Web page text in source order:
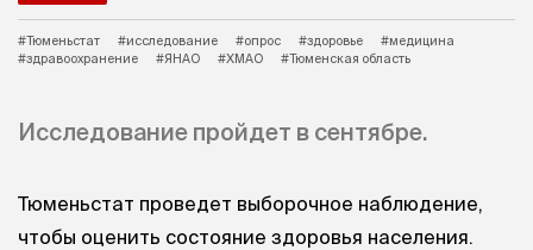
#Тюменьстат #исследование #опрос #здоровье
#медицина
#здравоохранение
#ЯНАО #ХМАО #Тюменская область
Исследование пройдет в сентябре.
Тюменьстат проведет выборочное наблюдение,
чтобы оценить состояние здоровья населения.